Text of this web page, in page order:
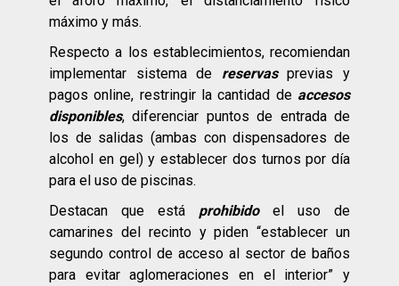
máximo y más.
Respecto a los establecimientos, recomiendan
implementar sistema de reservasprevias y
pagos online, restringir la cantidad de accesos
disponibles, diferenciar puntos de entrada de
los de salidas (ambas con dispensadores de
alcohol en gel) y establecer dos turnos por día
para el uso de piscinas.
Destacan que está prohibidoel uso de
camarines del recinto y piden “establecer un
segundo control de acceso al sector de baños
para evitar aglomeraciones en el interior” y